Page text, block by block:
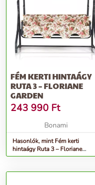
FÉM KERTI HINTAÁGY
RUTA 3 – FLORIANE
GARDEN
243 990 Ft
Bonami
Hasonlók, mint Fém kerti
hintaágy Ruta 3 – Floriane
Garden